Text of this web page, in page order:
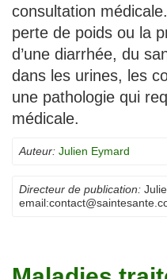
consultation
perte de poids ou la
d’une diarrhée, du
dans les urines, les
une pathologie qui
médicale.
Auteur: Julien Eymard
Directeur de publication:
email: